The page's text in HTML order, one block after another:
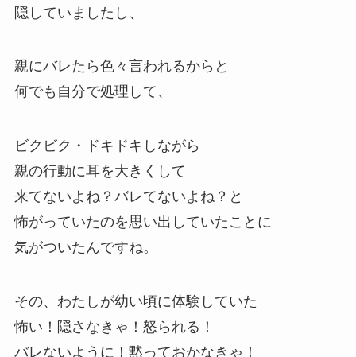
隠していましたし、
親にバレたら色々言われるからと
何でも自分で処理して、
ビクビク・ドキドキしながら
親の行動に耳を大きくして
来てないよね？バレてないよね？と
怖がっていたのを思い出していたことに
気がついたんですね。
その、わたしが幼い頃に体験していた
怖い！隠さなきゃ！怒られる！
バレないように！黙っておかなきゃ！